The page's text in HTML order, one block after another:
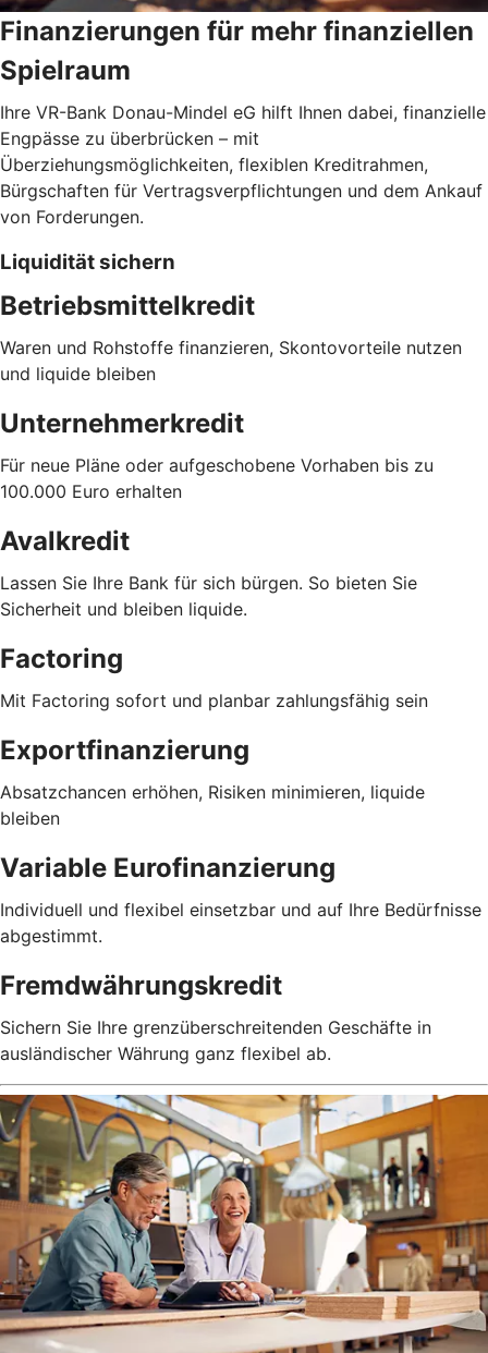
Finanzierungen für mehr finanziellen
Spielraum
Ihre VR-Bank Donau-Mindel eG hilft Ihnen dabei, finanzielle
Engpässe zu überbrücken – mit
Überziehungsmöglichkeiten, flexiblen Kreditrahmen,
Bürgschaften für Vertragsverpflichtungen und dem Ankauf
von Forderungen.
Liquidität sichern
Betriebsmittelkredit
Waren und Rohstoffe finanzieren, Skontovorteile nutzen
und liquide bleiben
Unternehmerkredit
Für neue Pläne oder aufgeschobene Vorhaben bis zu
100.000 Euro erhalten
Avalkredit
Lassen Sie Ihre Bank für sich bürgen. So bieten Sie
Sicherheit und bleiben liquide.
Factoring
Mit Factoring sofort und planbar zahlungsfähig sein
Exportfinanzierung
Absatzchancen erhöhen, Risiken minimieren, liquide
bleiben
Variable Eurofinanzierung
Individuell und flexibel einsetzbar und auf Ihre Bedürfnisse
abgestimmt.
Fremdwährungskredit
Sichern Sie Ihre grenzüberschreitenden Geschäfte in
ausländischer Währung ganz flexibel ab.